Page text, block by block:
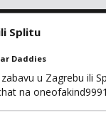
Splitu
Daddies
u Zagrebu ili
na